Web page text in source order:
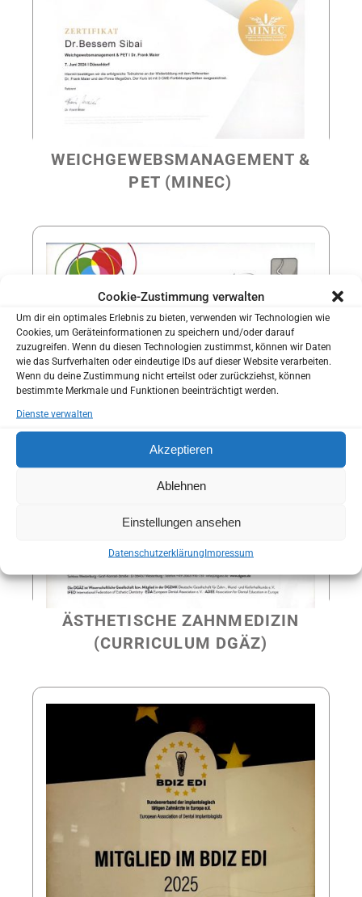
Cookie-Zustimmung verwalten
Um dir ein optimales Erlebnis zu bieten, verwenden wir Technologien wie
Cookies, um Geräteinformationen zu speichern und/oder darauf
zuzugreifen. Wenn du diesen Technologien zustimmst, können wir Daten
wie das Surfverhalten oder eindeutige IDs auf dieser Website verarbeiten.
Wenn du deine Zustimmung nicht erteilst oder zurückziehst, können
bestimmte Merkmale und Funktionen beeinträchtigt werden.
Dienste verwalten
Akzeptieren
Ablehnen
Einstellungen ansehen
DatenschutzerklärungImpressum
WEICHGEWEBSMANAGEMENT &
PET (MINEC)
ÄSTHETISCHE ZAHNMEDIZIN
(CURRICULUM DGÄZ)
SIND SIE NEUPATIENT?
Sie können uns helfen Sie besser kennenzulernen
bevor Sie zu uns in die Praxis kommen.
Sie haben die Möglichkeit Ihren Anamnesebogen zu
Hause in Ruhe auszufüllen.
So können wir schon bei Ihrem ersten Besuch auf Ihre
individuellen Wünsche und Bedürfnisse eingehen.
Anamnesebogen
ONLINE TERMIN